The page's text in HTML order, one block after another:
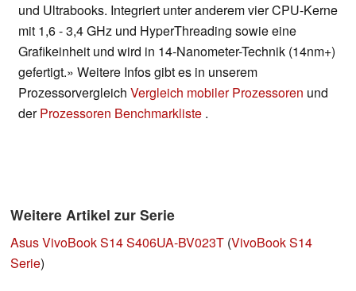
und Ultrabooks. Integriert unter anderem vier CPU-Kerne
mit 1,6 - 3,4 GHz und HyperThreading sowie eine
Grafikeinheit und wird in 14-Nanometer-Technik (14nm+)
gefertigt.» Weitere Infos gibt es in unserem
Prozessorvergleich Vergleich mobiler Prozessoren und
derProzessoren Benchmarkliste .
Weitere Artikel zur Serie
Asus VivoBook S14 S406UA-BV023T (VivoBook S14
Serie)